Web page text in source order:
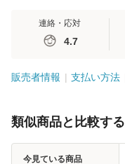
連絡・応対
4.7
販売者情報 支払い方法
類似商品と比較する
今見ている商品